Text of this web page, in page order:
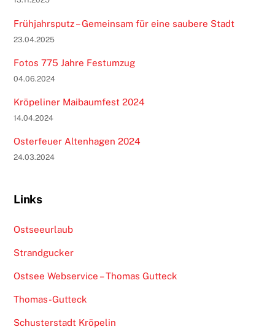
Frühjahrsputz – Gemeinsam für eine saubere Stadt
23.04.2025
Fotos 775 Jahre Festumzug
04.06.2024
Kröpeliner Maibaumfest 2024
14.04.2024
Osterfeuer Altenhagen 2024
24.03.2024
Links
Ostseeurlaub
Strandgucker
Ostsee Webservice – Thomas Gutteck
Thomas-Gutteck
Schusterstadt Kröpelin